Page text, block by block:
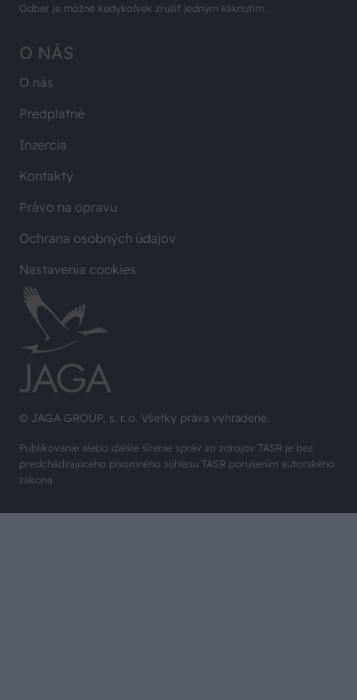
© JAGA GROUP, s. r. o. Všetky práva vyhradené.
Publikovanie alebo ďalšie šírenie správ zo zdrojov TASR je bez
predchádzajúceho písomného súhlasu TASR porušením autorského
zákona.
O NÁS
O nás
Predplatné
Inzercia
Kontakty
Právo na opravu
Ochrana osobných údajov
Nastavenia cookies
Odber je možné kedykoľvek zrušiť jedným kliknutím.